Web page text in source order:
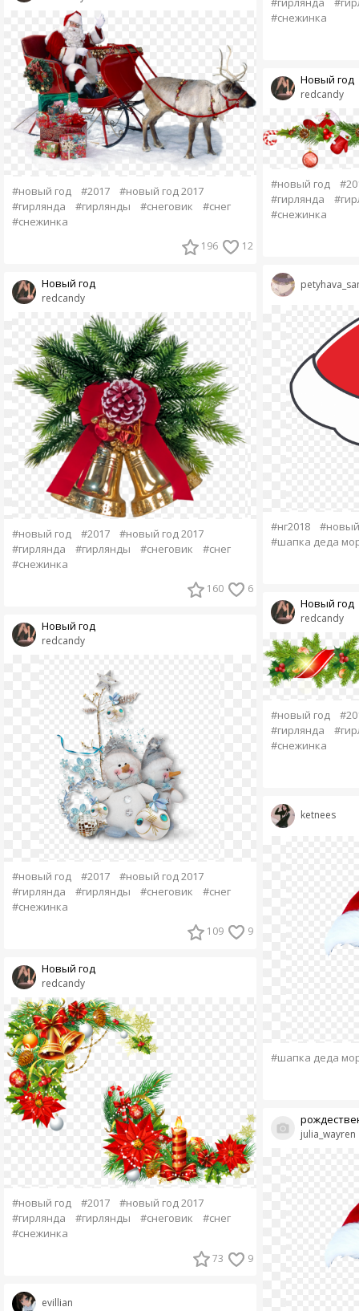
#новый год #2017
#новый год 2017
#гирлянда
#гирлянды #снеговик
#снег
#снежинка
196 12
redcandy
Новый год
#новый год #2017
#новый год 2017
#гирлянда
#гирлянды #снеговик
#снег
#снежинка
160 6
redcandy
Новый год
#новый год #2017
#новый год 2017
#гирлянда
#гирлянды #снеговик
#снег
#снежинка
109 9
redcandy
Новый год
#новый год #2017
#новый год 2017
#гирлянда
#гирлянды #снеговик
#снег
#снежинка
73 9
evillian
#снежинка
redcandy
Новый год
#новый год
#гирлянда
#снежинка
#нг2018
#новый
#шапка деда
redcandy
Новый год
#новый год
#гирлянда
#снежинка
ketnees
#шапка деда
julia_wayren